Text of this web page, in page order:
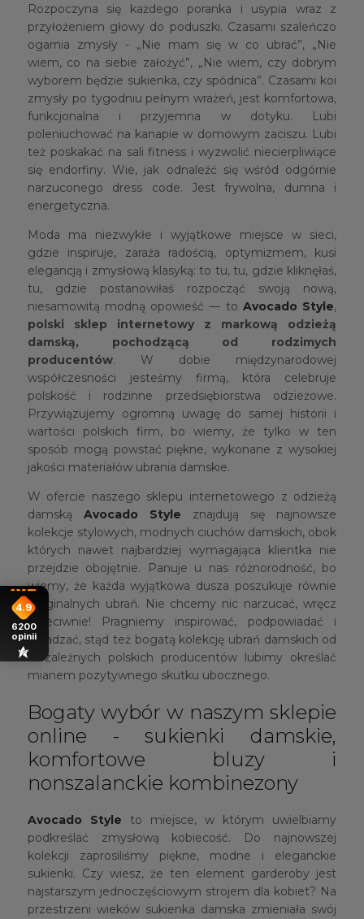
Rozpoczyna się każdego poranka i usypia wraz z
przyłożeniem głowy do poduszki. Czasami szaleńczo
ogarnia zmysły - „Nie mam się w co ubrać”, „Nie
wiem, co na siebie założyć”, „Nie wiem, czy dobrym
wyborem będzie sukienka, czy spódnica”. Czasami koi
zmysły po tygodniu pełnym wrażeń, jest komfortowa,
funkcjonalna i przyjemna w dotyku. Lubi
poleniuchować na kanapie w domowym zaciszu. Lubi
też poskakać na sali fitness i wyzwolić niecierpliwiące
się endorfiny. Wie, jak odnaleźć się wśród odgórnie
narzuconego dress code. Jest frywolna, dumna i
energetyczna.
Moda ma niezwykłe i wyjątkowe miejsce w sieci,
gdzie inspiruje, zaraża radością, optymizmem, kusi
elegancją i zmysłową klasyką: to tu, tu, gdzie kliknęłaś,
tu, gdzie postanowiłaś rozpocząć swoją nową,
niesamowitą modną opowieść — toAvocado Style,
polski sklep internetowy z markową odzieżą
damską, pochodzącą od rodzimych
producentów. W dobie międzynarodowej
współczesności jesteśmy firmą, która celebruje
polskość i rodzinne przedsiębiorstwa odzieżowe.
Przywiązujemy ogromną uwagę do samej historii i
wartości polskich firm, bo wiemy, że tylko w ten
sposób mogą powstać piękne, wykonane z wysokiej
jakości materiałów ubrania damskie.
W ofercie naszego sklepu internetowego z odzieżą
damską Avocado Style znajdują się najnowsze
kolekcje stylowych, modnych ciuchów damskich, obok
których nawet najbardziej wymagająca klientka nie
przejdzie obojętnie. Panuje u nas różnorodność, bo
wiemy, że każda wyjątkowa dusza poszukuje równie
oryginalnych ubrań. Nie chcemy nic narzucać, wręcz
przeciwnie! Pragniemy inspirować, podpowiadać i
doradzać, stąd też bogatą kolekcję ubrań damskich od
niezależnych polskich producentów lubimy określać
mianem pozytywnego skutku ubocznego.
Bogaty wybór w naszym sklepie
online - sukienki damskie,
komfortowe bluzy i
nonszalanckie kombinezony
Avocado Style
to miejsce, w którym uwielbiamy
podkreślać zmysłową kobiecość. Do najnowszej
kolekcji zaprosiliśmy piękne, modne i eleganckie
sukienki. Czy wiesz, że ten element garderoby jest
najstarszym jednoczęściowym strojem dla kobiet? Na
przestrzeni wieków sukienka damska zmieniała swój
4.9
6200
opinii